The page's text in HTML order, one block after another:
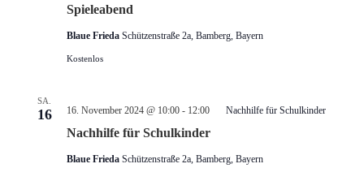
Spieleabend
Blaue Frieda Schützenstraße 2a, Bamberg, Bayern
Kostenlos
SA.
16
Nachhilfe für Schulkinder
16. November 2024 @ 10:00- 12:00 Nachhilfe für Schulkinder
Blaue Frieda Schützenstraße 2a, Bamberg, Bayern